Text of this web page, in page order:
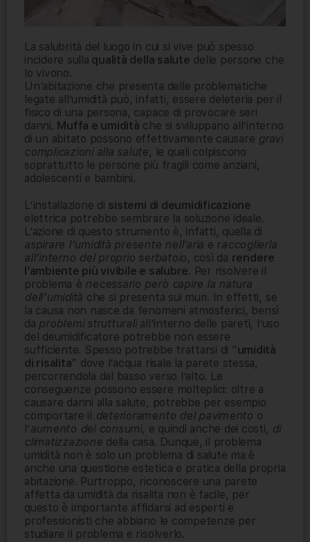
La salubrità del luogo in cui si vive può spesso
incidere sulla qualità della salute delle persone che
lo vivono.
Un’abitazione che presenta delle problematiche
legate all’umidità può, infatti, essere deleteria per il
fisico di una persona, capace di provocare seri
danni. Muffa e umidità che si sviluppano all’interno
di un abitato possono effettivamente causare gravi
complicazioni alla salute, le quali colpiscono
soprattutto le persone più fragili come anziani,
adolescenti e bambini.
L’installazione di sistemi di deumidificazione
elettrica potrebbe sembrare la soluzione ideale.
L’azione di questo strumento è, infatti, quella di
aspirare l’umidità presente nell’aria e raccoglierla
all’interno del proprio serbatoio, così da rendere
l’ambiente più vivibile e salubre. Per risolvere il
problema è necessario però capire la natura
dell’umidità che si presenta sui muri. In effetti, se
la causa non nasce da fenomeni atmosferici, bensì
da problemi strutturaliall’interno delle pareti, l’uso
del deumidificatore potrebbe non essere
sufficiente. Spesso potrebbe trattarsi di “umidità
di risalita” dove l’acqua risale la parete stessa,
percorrendola dal basso verso l’alto. Le
conseguenze possono essere molteplici: oltre a
causare danni alla salute, potrebbe per esempio
comportare il deterioramento del pavimento o
l’aumento dei consumi, e quindi anche dei costi, di
climatizzazione della casa. Dunque, il problema
umidità non è solo un problema di salute ma è
anche una questione estetica e pratica della propria
abitazione. Purtroppo, riconoscere una parete
affetta da umidità da risalita non è facile, per
questo è importante affidarsi ad esperti e
professionisti che abbiano le competenze per
studiare il problema e risolverlo.